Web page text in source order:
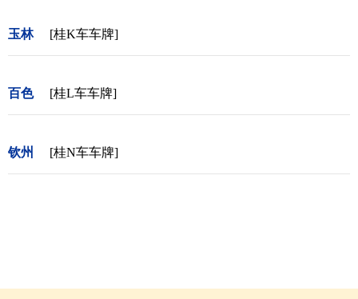
玉林 [桂K车车牌]
百色 [桂L车车牌]
钦州 [桂N车车牌]